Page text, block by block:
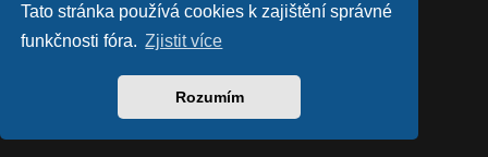
Tato stránka používá cookies k zajištění správné
funkčnosti fóra. Zjistit více
Rozumím